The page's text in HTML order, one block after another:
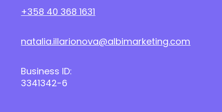
+358 40 368 1631
natalia.illarionova@albimarketing.com
Business ID:
3341342-6